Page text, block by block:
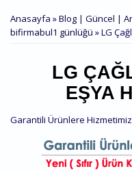
BURADASINIZ
Anasayfa »Blog | Güncel |
bifirmabul1 günlüğü » LG
LG
EŞYA
Garantili Ürünlere